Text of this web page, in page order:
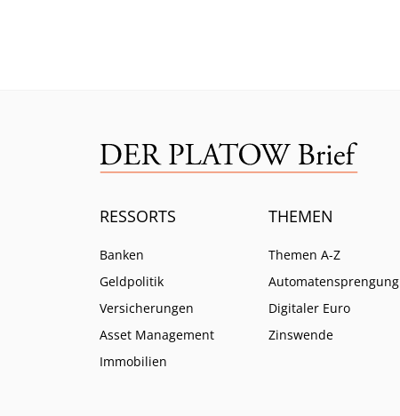
RESSORTS
Banken
Geldpolitik
Versicherungen
Asset Management
Immobilien
THEMEN
Themen A-Z
Automatensprengung
Digitaler Euro
Zinswende